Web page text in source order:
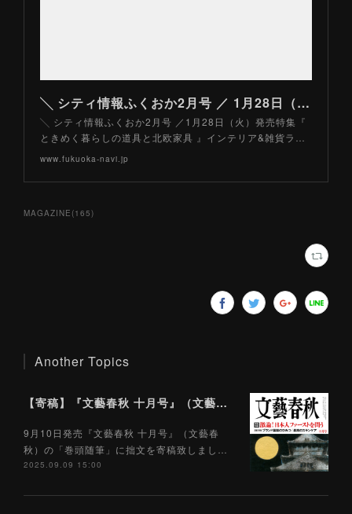
╲ シティ情報ふくおか2月号 ／ 1月28日（火）発売 | ふくおかナビ
╲ シティ情報ふくおか2月号 ／1月28日（火）発売特集『
ときめく暮らしの道具と北欧家具 』インテリア&雑貨ラ…
www.fukuoka-navi.jp
MAGAZINE (165)
Another Topics
【寄稿】『文藝春秋 十月号』（文藝春秋）9/10
9月10日発売『文藝春秋 十月号』（文藝春
秋）の「巻頭随筆」に拙文を寄稿致しまし…
2025.09.09 15:00